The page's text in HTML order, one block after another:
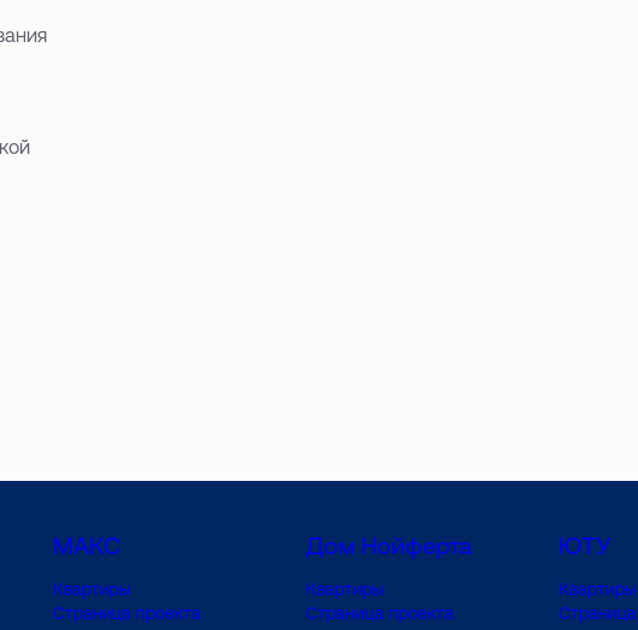
МАКС
Квартиры
Страница проекта
Дом Нойферта
Квартиры
Страница проекта
ЮТУ
Квартиры